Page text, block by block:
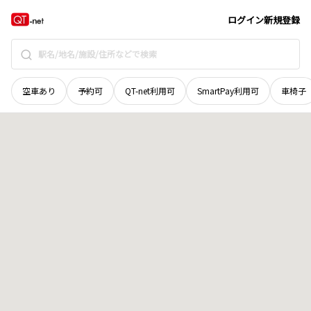
ログイン新規登録
空車あり 予約可 QT-net利用可 SmartPay利用可 車椅子
茨城県